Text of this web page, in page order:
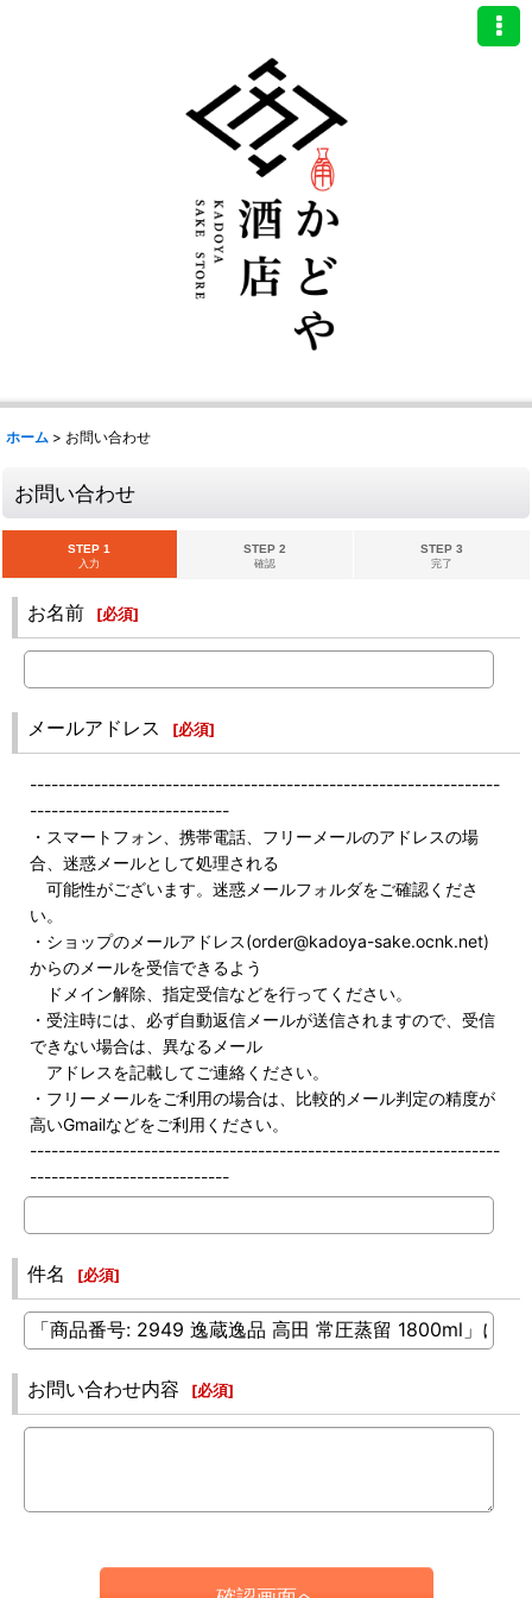
ホーム > お問い合わせ
お問い合わせ
STEP 1
入力
STEP 2
確認
STEP 3
完了
お名前 [必須]
メールアドレス [必須]
------------------------------------------------------------------
----------------------------
・スマートフォン、携帯電話、フリーメールのアドレスの場
合、迷惑メールとして処理される
可能性がございます。迷惑メールフォルダをご確認くださ
い。
・ショップのメールアドレス(order@kadoya-sake.ocnk.net)
からのメールを受信できるよう
ドメイン解除、指定受信などを行ってください。
・受注時には、必ず自動返信メールが送信されますので、受信
できない場合は、異なるメール
アドレスを記載してご連絡ください。
・フリーメールをご利用の場合は、比較的メール判定の精度が
高いGmailなどをご利用ください。
------------------------------------------------------------------
----------------------------
件名 [必須]
お問い合わせ内容 [必須]